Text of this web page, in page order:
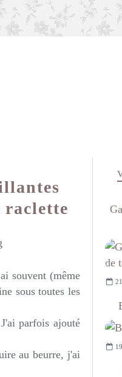
raclette
souvent (même
sous toutes les
parfois ajouté
au beurre, j'ai